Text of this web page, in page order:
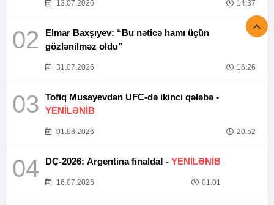
13.07.2026 14:37
02
Elmar Baxşıyev: “Bu nəticə hamı üçün
gözlənilməz oldu”
31.07.2026 16:26
03
Tofiq Musayevdən UFC-də ikinci qələbə -
YENİLƏNİB
01.08.2026 20:52
04 DÇ-2026: Argentina finalda! - YENİLƏNİB
16.07.2026 01:01